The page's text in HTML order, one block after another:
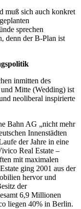
muß sich auch konkret
sprechen
denn der B-Plan ist
inmitten des
Mitte (Wedding) ist
neoliberal inspirierte
Bahn AG „nicht mehr
Innenstädten
der Jahre in eine
Real Estate –
mit maximalen
ging 2001 aus der
hervor und
der
6,9 Millionen
liegen 40% in Berlin.